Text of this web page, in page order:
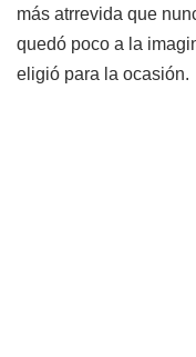
más atrrevida que
quedó poco a la
eligió para la ocasión.